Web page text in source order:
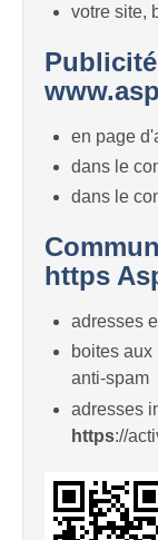
votre site,
en page
dans le
dans le
https
adresses
boites
anti-spam
adresses
https://